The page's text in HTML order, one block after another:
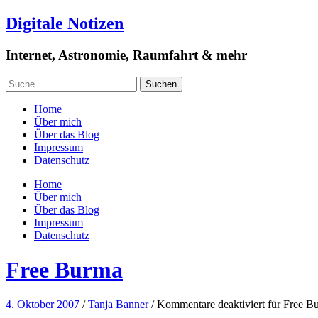
Digitale Notizen
Internet, Astronomie, Raumfahrt & mehr
Home
Über mich
Über das Blog
Impressum
Datenschutz
Home
Über mich
Über das Blog
Impressum
Datenschutz
Free Burma
4. Oktober 2007 /Tanja Banner /Kommentare deaktiviertfür Free